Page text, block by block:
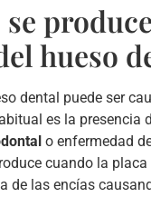
hueso
dental puede ser
es la presencia
o enfermedad
cuando la
de las encías